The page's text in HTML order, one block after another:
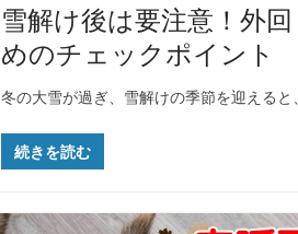
雪解け後は要注意！外
めのチェックポイント
冬の大雪が過ぎ、雪解けの季節を迎えると、
続きを読む